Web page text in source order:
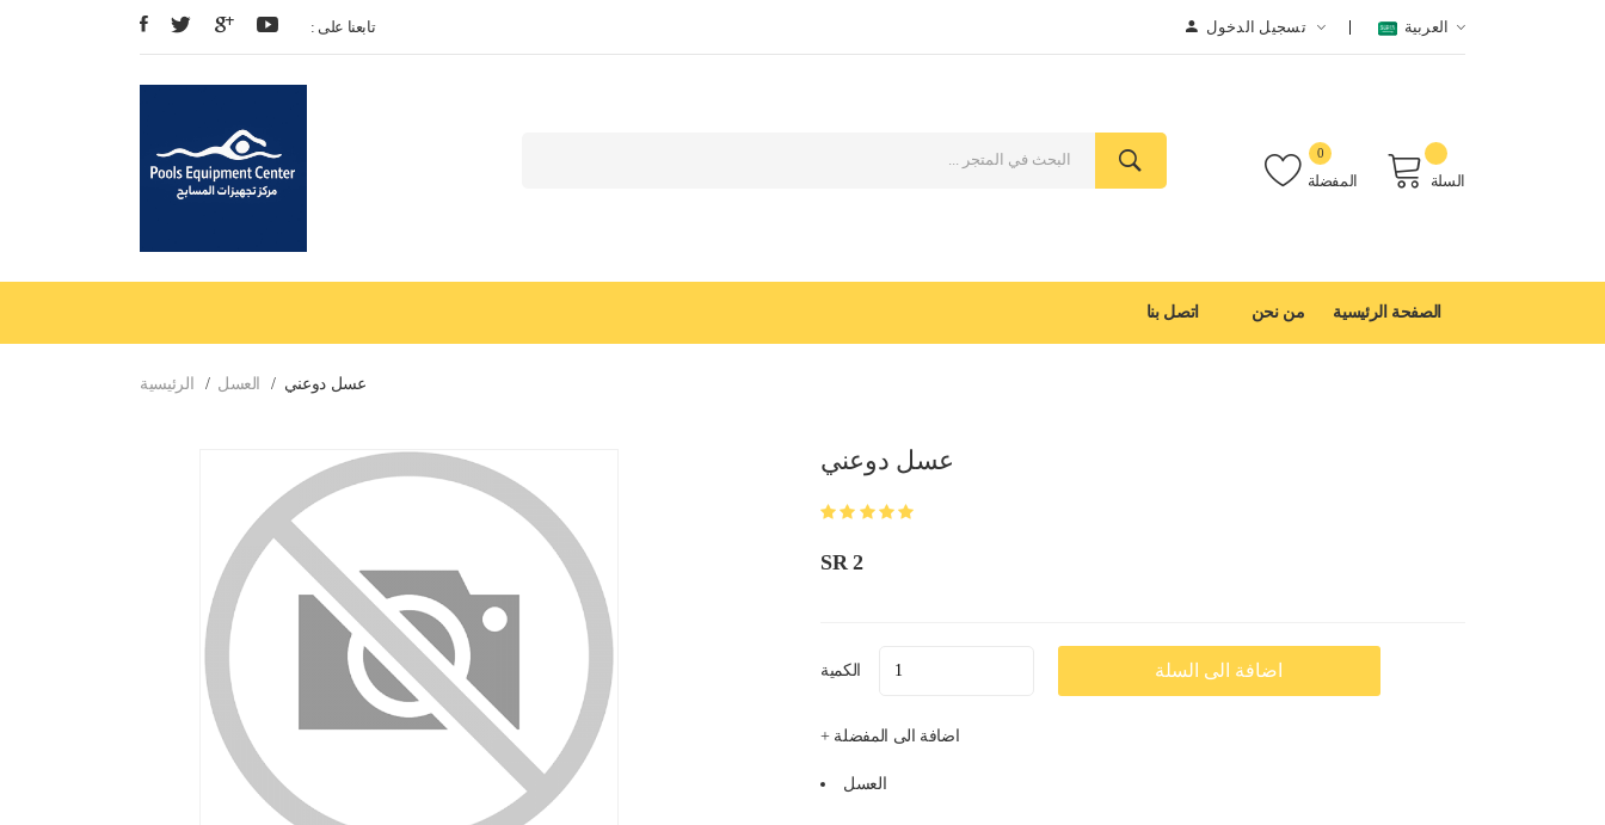
: تابعنا على تسجيل الدخول العربية
المفضلة
0
السلة
الصفحة الرئيسية من نحن اتصل بنا
الرئيسية العسل عسل دوعني
عسل دوعني
SR 2
الكمية اضافة الى السلة
+ اضافة الى المفضلة
العسل